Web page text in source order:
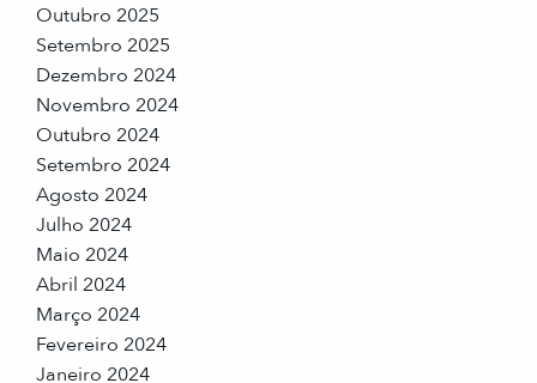
Outubro 2025
Setembro 2025
Dezembro 2024
Novembro 2024
Outubro 2024
Setembro 2024
Agosto 2024
Julho 2024
Maio 2024
Abril 2024
Março 2024
Fevereiro 2024
Janeiro 2024